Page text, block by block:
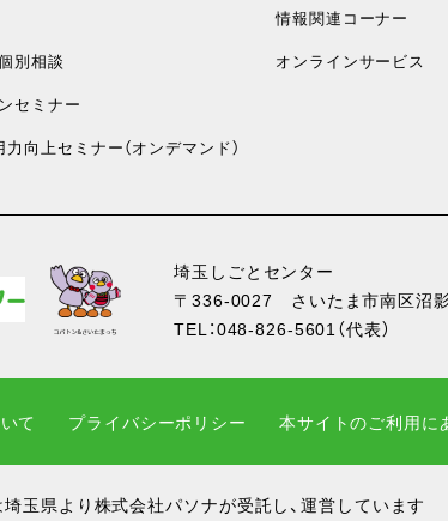
別相談
セミナー
向上セミナー（オンデマンド）
情報関連コーナー
オンラインサービス
埼玉しごとセンター
〒336-0027 さいたま市南区沼
TEL：048-826-5601（代表）
て プライバシーポリシー 本サイトのご利用に
玉県より株式会社パソナが受託し、運営しています